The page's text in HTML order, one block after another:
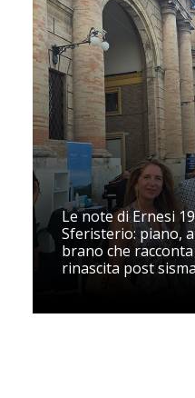
Le note di Ernesi
Sferisterio: piano,
brano che
rinascita post